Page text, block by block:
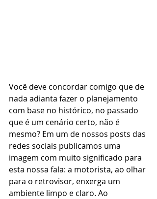
Você deve concordar comigo que de
nada adianta fazer o planejamento
com base no histórico, no passado
que é um cenário certo, não é
mesmo? Em um de nossos posts das
redes sociais publicamos uma
imagem com muito significado para
esta nossa fala: a motorista, ao olhar
para o retrovisor, enxerga um
ambiente limpo e claro. Ao